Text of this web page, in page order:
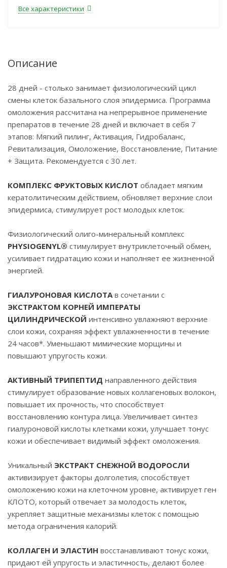
Все характеристики
Описание
28 дней - столько занимает физиологический цикл
смены клеток базального слоя эпидермиса. Программа
омоложения рассчитана на непрерывное применение
препаратов в течение 28 дней и включает в себя 7
этапов: Мягкий пилинг, Активация, Гидробаланс,
Ревитализация, Омоложение, Восстановление, Питание
+ Защита. Рекомендуется с 30 лет.
КОМПЛЕКС ФРУКТОВЫХ КИСЛОТ обладает мягким
кератолитическим действием, обновляет верхние слои
эпидермиса, стимулирует рост молодых клеток.
Физиологический олиго-минеральный комплекс
PHYSIOGENYL® стимулирует внутриклеточный обмен,
усиливает гидратацию кожи и наполняет ее жизненной
энергией.
ГИАЛУРОНОВАЯ КИСЛОТАв сочетании с
ЭКСТРАКТОМ КОРНЕЙ ИМПЕРАТЫ
ЦИЛИНДРИЧЕСКОЙ интенсивно увлажняют верхние
слои кожи, сохраняя эффект увлажненности в течение
24 часов*. Уменьшают мимические морщины и
повышают упругость кожи.
АКТИВНЫЙ ТРИПЕПТИД направленного действия
стимулирует образование новых коллагеновых волокон,
повышает их прочность, что способствует
восстановлению контура лица. Увеличивает синтез
гиалуроновой кислоты клетками кожи, улучшает тонус
кожи и обеспечивает видимый эффект омоложения.
Уникальный ЭКСТРАКТ СНЕЖНОЙ ВОДОРОСЛИ
активизирует факторы долголетия, способствует
омоложению кожи на клеточном уровне, активирует ген
КЛОТО, который отвечает за молодость клеток,
укрепляет защитные механизмы клеток с помощью
метода ограничения калорий.
КОЛЛАГЕН И ЭЛАСТИН восстанавливают тонус кожи,
придают ей упругость и эластичность, делают более